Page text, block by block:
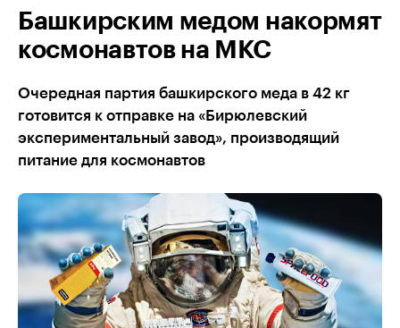
Башкирским медом накормят
космонавтов на МКС
Очередная партия башкирского меда в 42 кг
готовится к отправке на «Бирюлевский
экспериментальный завод», производящий
питание для космонавтов